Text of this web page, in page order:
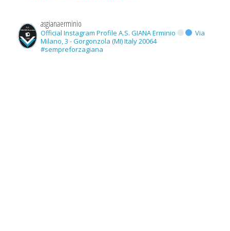
asgianaerminio
Official Instagram Profile A.S. GIANA Erminio
Via
Milano, 3 - Gorgonzola (MI) Italy 20064
#sempreforzagiana